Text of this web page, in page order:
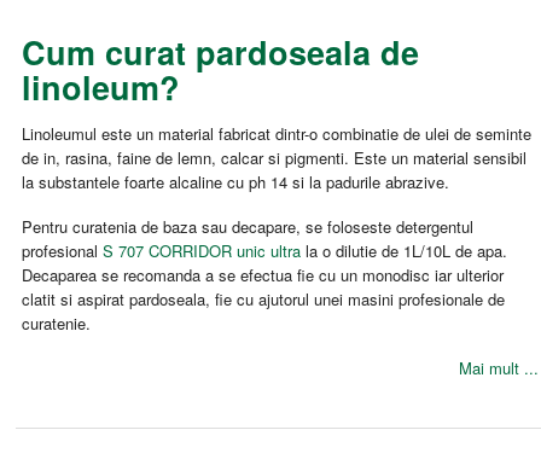
Cum curat pardoseala de
linoleum?
Linoleumul este un material fabricat dintr-o combinatie de ulei de seminte
de in, rasina, faine de lemn, calcar si pigmenti. Este un material sensibil
la substantele foarte alcaline cu ph 14 si la padurile abrazive.
Pentru curatenia de baza sau decapare, se foloseste detergentul
profesional S 707 CORRIDOR unic ultrala o dilutie de 1L/10L de apa.
Decaparea se recomanda a se efectua fie cu un monodisc iar ulterior
clatit si aspirat pardoseala, fie cu ajutorul unei masini profesionale de
curatenie.
Mai mult ...